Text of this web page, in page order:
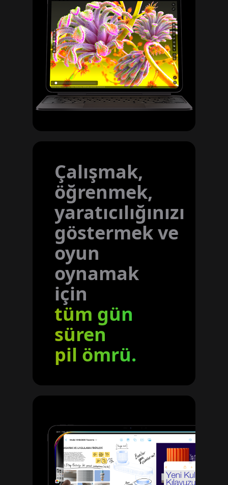
Çalışmak,
öğrenmek,
yaratıcılığınızı
göstermek ve
oyun
oynamak
için
tüm gün
süren
pil ömrü.